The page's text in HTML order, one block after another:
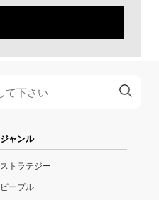
ジャンル
ストラテジー
ピープル